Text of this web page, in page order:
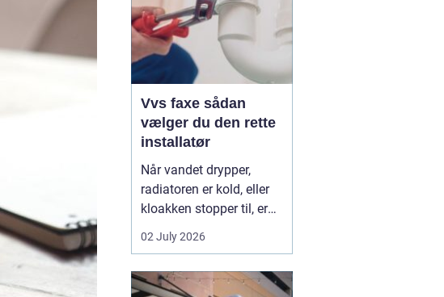
Vvs faxe sådan
vælger du den rette
installatør
Når vandet drypper,
radiatoren er kold, eller
kloakken stopper til, er
en dygtig VVS-installatør
ikke bare rar at have det
Faxe-området findes der
02 July 2026